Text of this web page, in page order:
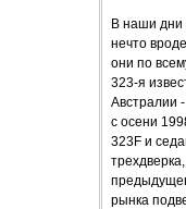
В наши дни
нечто
они по
323-я
Австралии
с осени
323F и
рынка